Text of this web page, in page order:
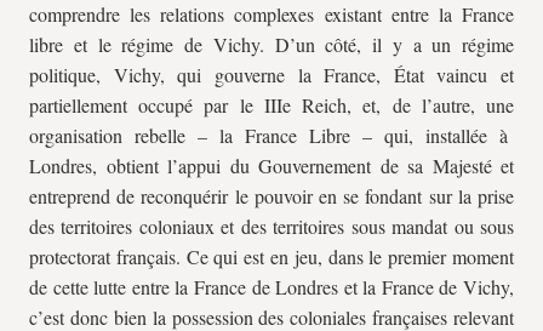
comprendre les relations complexes existant entre la France
libre et le régime de Vichy. D’un côté, il y a un régime
politique, Vichy, qui gouverne la France, État vaincu et
partiellement occupé par le IIIe Reich, et, de l’autre, une
organisation rebelle – la France Libre – qui, installée à
Londres, obtient l’appui du Gouvernement de sa Majesté et
entreprend de reconquérir le pouvoir en se fondant sur la prise
des territoires coloniaux et des territoires sous mandat ou sous
protectorat français. Ce qui est en jeu, dans le premier moment
de cette lutte entre la France de Londres et la France de Vichy,
c’est donc bien la possession des coloniales françaises relevant